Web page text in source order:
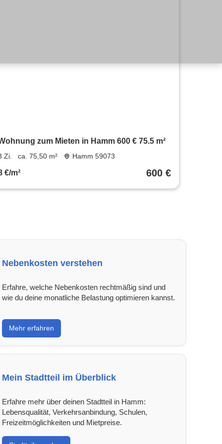
zum Mieten in Hamm 600 € 75.5 m²
Zi. ca. 75,50 m² Hamm 59073
€/m² 600 €
Nebenkosten verstehen
Erfahre, welche Nebenkosten rechtmäßig sind und
wie du deine monatliche Belastung optimieren kannst.
Mehr erfahren
Mein Stadtteil im Überblick
Erfahre mehr über deinen Stadtteil in Hamm:
Lebensqualität, Verkehrsanbindung, Schulen,
Freizeitmöglichkeiten und Mietpreise.